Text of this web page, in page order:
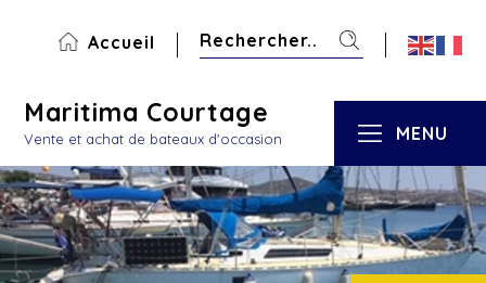
Accueil
Maritima Courtage
Vente et achat de bateaux d'occasion MENU